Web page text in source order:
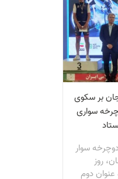
بر سکوی
سواری
سوار
روز
دوم